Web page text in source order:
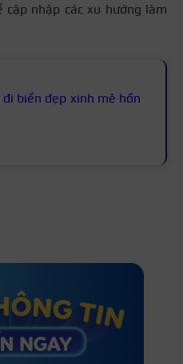
cập nhập các xu hướng làm
đi biển đẹp xinh mê hồn